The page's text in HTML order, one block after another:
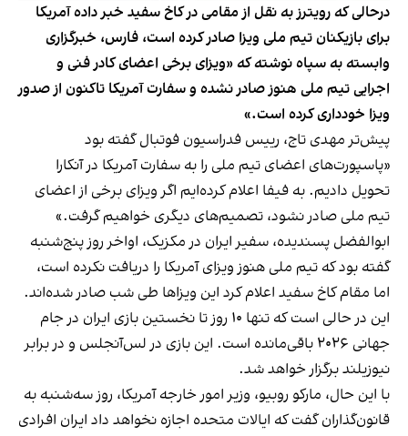
درحالی که رویترز به نقل از مقامی در کاخ سفید خبر داده آمریکا
برای بازیکنان تیم ملی ویزا صادر کرده است، فارس، خبرگزاری
وابسته به سپاه نوشته که «ویزای برخی اعضای کادر فنی و
اجرایی تیم ملی هنوز صادر نشده و سفارت آمریکا تاکنون از صدور
ویزا خودداری کرده است.»
پیش‌تر مهدی تاج، رییس فدراسیون فوتبال گفته بود
«پاسپورت‌های اعضای تیم ملی را به سفارت آمریکا در آنکارا
تحویل دادیم. به فیفا اعلام کرده‌ایم اگر ویزای برخی از اعضای
تیم ملی صادر نشود، تصمیم‌های دیگری خواهیم گرفت.»
ابوالفضل پسندیده، سفیر ایران در مکزیک، اواخر روز پنج‌شنبه
گفته بود که تیم ملی هنوز ویزای آمریکا را دریافت نکرده است،
اما مقام کاخ سفید اعلام کرد این ویزاها طی شب صادر شده‌اند.
این در حالی است که تنها ۱۰ روز تا نخستین بازی ایران در جام
جهانی ۲۰۲۶ باقی‌مانده است. این بازی در لس‌آنجلس و در برابر
نیوزیلند برگزار خواهد شد.
با این حال، مارکو روبیو، وزیر امور خارجه آمریکا، روز سه‌شنبه به
قانون‌گذاران گفت که ایالات متحده اجازه نخواهد داد ایران افرادی